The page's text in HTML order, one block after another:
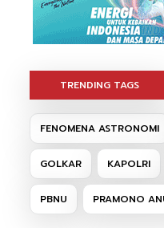
TRENDING TAGS
FENOMENA ASTRONOMI
GOLKAR KAPOLRI
PBNU PRAMONO